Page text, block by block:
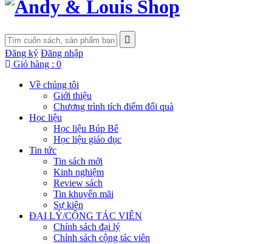
Đăng ký Đăng nhập
Giỏ hàng : 0
Về chúng tôi
Giới thiệu
Chương trình tích điểm đổi quà
Học liệu
Học liệu Búp Bê
Học liệu giáo dục
Tin tức
Tin sách mới
Kinh nghiệm
Review sách
Tin khuyến mãi
Sự kiện
ĐẠI LÝ/CỘNG TÁC VIÊN
Chính sách đại lý
Chính sách cộng tác viên